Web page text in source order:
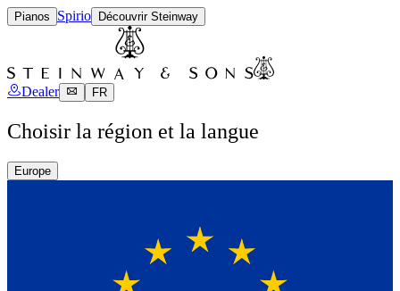
Pianos Spirio Découvrir Steinway
Dealer FR
Choisir la région et la langue
Europe